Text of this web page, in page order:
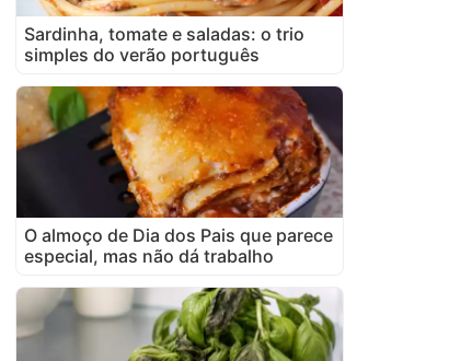
Sardinha, tomate e saladas: o trio
simples do verão português
O almoço de Dia dos Pais que parece
especial, mas não dá trabalho